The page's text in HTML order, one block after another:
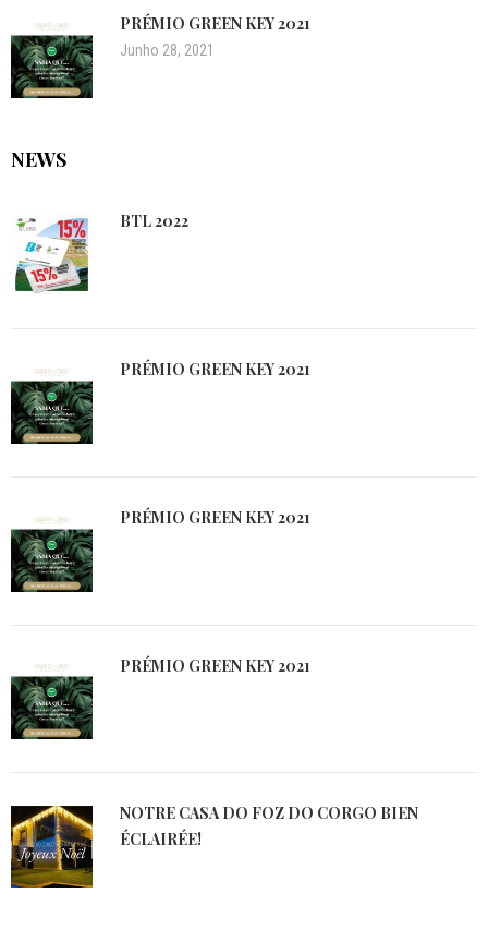
PRÉMIO GREEN KEY 2021
Junho 28, 2021
NEWS
BTL 2022
PRÉMIO GREEN KEY 2021
PRÉMIO GREEN KEY 2021
PRÉMIO GREEN KEY 2021
NOTRE CASA DO FOZ DO CORGO BIEN
ÉCLAIRÉE!